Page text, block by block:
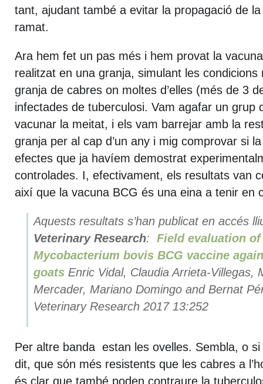
tant, ajudant també a evitar la propagació de la
ramat.
Ara hem fet un pas més i hem provat la
realitzat en una granja, simulant les
granja de cabres on moltes d’elles (més de 3
infectades de tuberculosi. Vam agafar un grup
vacunar la meitat, i els vam barrejar amb la
granja per al cap d’un any i mig comprovar si
efectes que ja havíem demostrat
controlades. I, efectivament, els resultats van
així que la vacuna BCG és una eina a tenir en
Aquests resultats s’han publicat en accés
Veterinary Research: Field evaluation
Mycobacterium bovis BCG vaccine
goats Enric Vidal, Claudia Arrieta-Villegas,
Mercader, Mariano Domingo and Bernat
Veterinary Research 2017 13:252
Per altre banda estan les ovelles. Sembla, o si
dit, que són més resistents que les cabres a
és clar que també poden contraure la